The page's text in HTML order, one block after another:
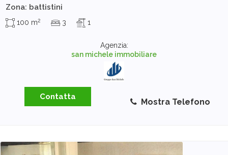
Zona: battistini
100 m2 3 1
Agenzia:
san michele immobiliare
Contatta
Mostra Telefono